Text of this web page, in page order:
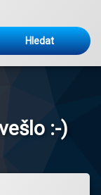
:-)